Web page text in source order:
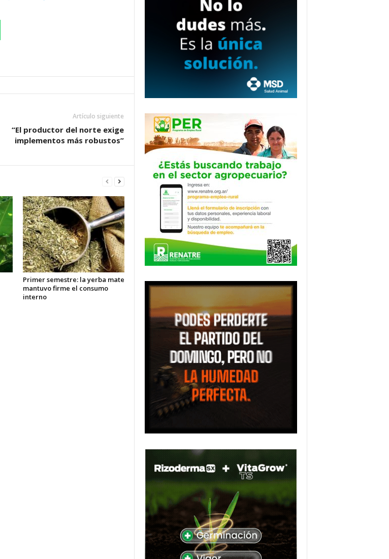
Artículo siguiente
“El productor del norte exige
implementos más robustos”
Primer semestre: la yerba mate
mantuvo firme el consumo
interno